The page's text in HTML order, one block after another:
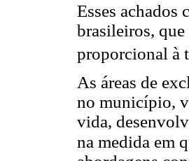
Esses achados
brasileiros,
proporcional à
As áreas de
no município,
vida,
na medida em